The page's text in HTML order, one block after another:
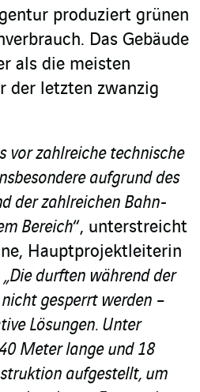
produziert grünen
Das Gebäude
als die meisten
der letzten zwanzig
vor zahlreiche technische
aufgrund des
der zahlreichen Bahn-
Bereich“, unterstreicht
Hauptprojektleiterin
„Die durften während der
gesperrt werden –
Lösungen. Unter
Meter lange und 18
aufgestellt, um